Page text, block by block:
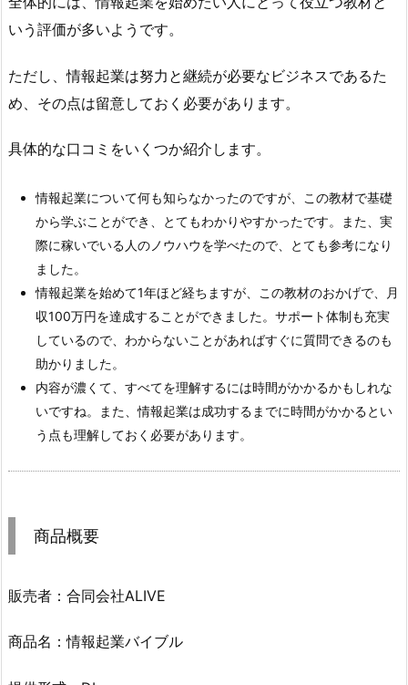
いう評価が多いようです。
ただし、情報起業は努力と継続が必要なビジネスであるた
め、その点は留意しておく必要があります。
具体的な口コミをいくつか紹介します。
情報起業について何も知らなかったのですが、この教材で基礎
から学ぶことができ、とてもわかりやすかったです。また、実
際に稼いでいる人のノウハウを学べたので、とても参考になり
ました。
情報起業を始めて1年ほど経ちますが、この教材のおかげで、月
収100万円を達成することができました。サポート体制も充実
しているので、わからないことがあればすぐに質問できるのも
助かりました。
内容が濃くて、すべてを理解するには時間がかかるかもしれな
いですね。また、情報起業は成功するまでに時間がかかるとい
う点も理解しておく必要があります。
商品概要
販売者：合同会社ALIVE
商品名：情報起業バイブル